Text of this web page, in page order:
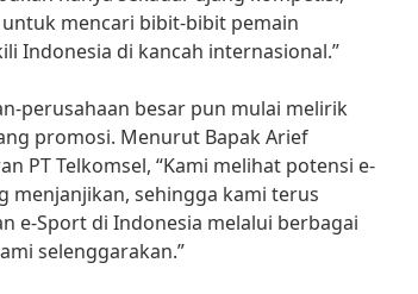
mencari bibit-bibit pemain
Indonesia di kancah internasional.”
perusahaan besar pun mulai melirik
promosi. Menurut Bapak Arief
PT Telkomsel, “Kami melihat potensi e-
menjanjikan, sehingga kami terus
e-Sport di Indonesia melalui berbagai
selenggarakan.”